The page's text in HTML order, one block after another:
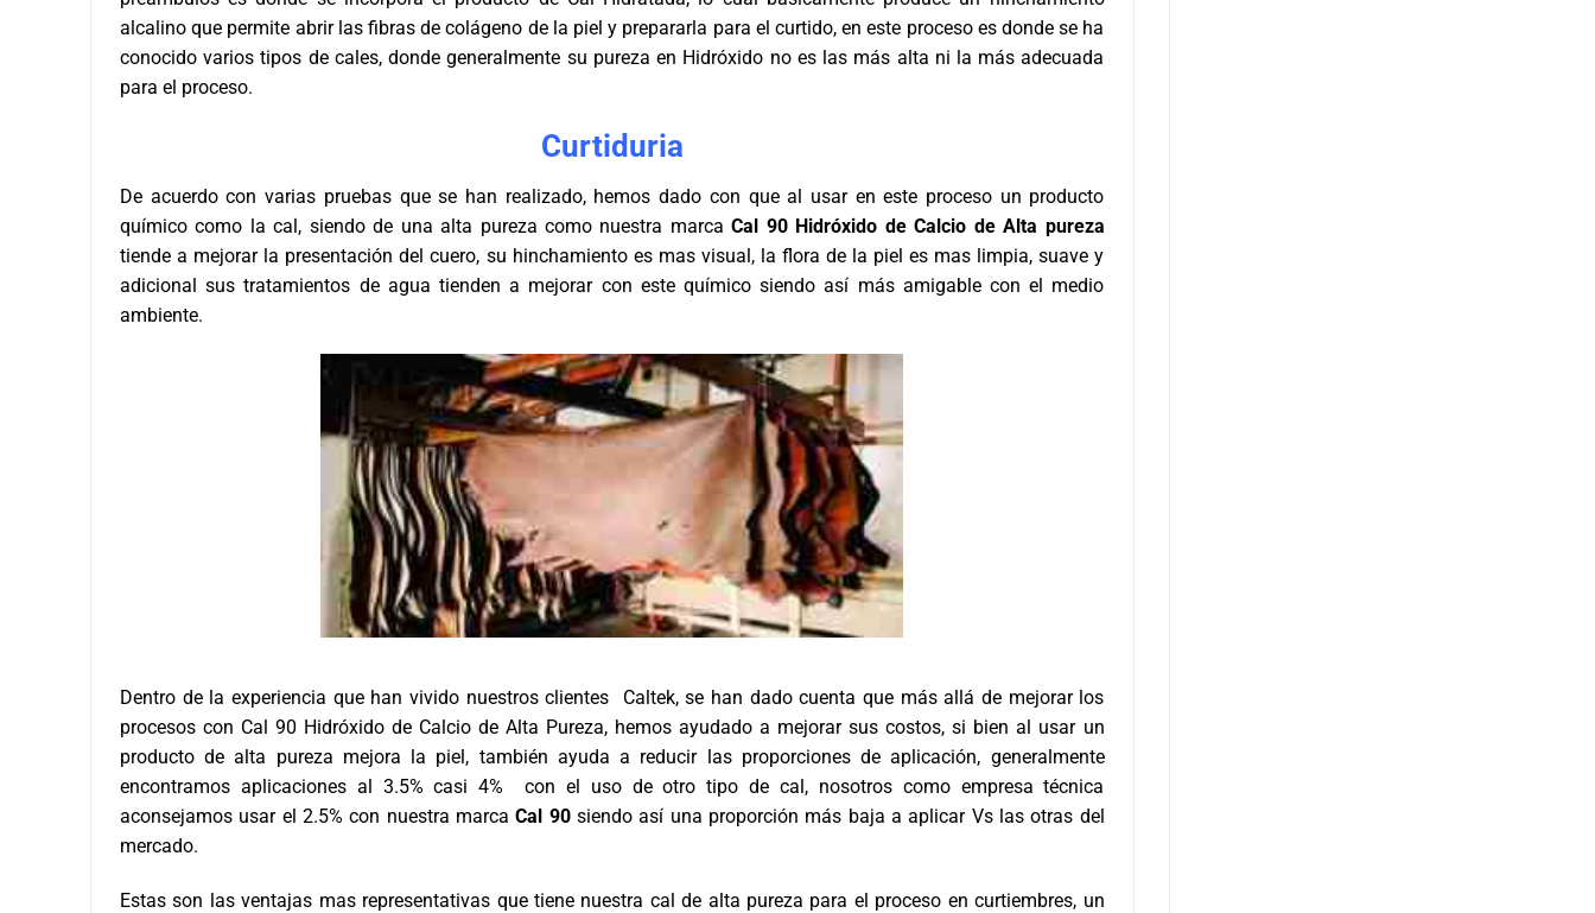
alcalino que permite abrir las fibras de colágeno de la piel y prepararla para el curtido, en este proceso es donde se ha
conocido varios tipos de cales, donde generalmente su pureza en Hidróxido no es las más alta ni la más adecuada
para el proceso.
Curtiduria
De acuerdo con varias pruebas que se han realizado, hemos dado con que al usar en este proceso un producto
químico como la cal, siendo de una alta pureza como nuestra marcaCal 90 Hidróxido de Calcio de Alta pureza
tiende a mejorar la presentación del cuero, su hinchamiento es mas visual, la flora de la piel es mas limpia, suave y
adicional sus tratamientos de agua tienden a mejorar con este químico siendo así más amigable con el medio
ambiente.
Dentro de la experiencia que han vivido nuestros clientes Caltek, se han dado cuenta que más allá de mejorar los
procesos con Cal 90 Hidróxido de Calcio de Alta Pureza, hemos ayudado a mejorar sus costos, si bien al usar un
producto de alta pureza mejora la piel, también ayuda a reducir las proporciones de aplicación, generalmente
encontramos aplicaciones al 3.5% casi 4% con el uso de otro tipo de cal, nosotros como empresa técnica
aconsejamos usar el 2.5% con nuestra marcaCal 90siendo así una proporción más baja a aplicar Vs las otras del
mercado.
Estas son las ventajas mas representativas que tiene nuestra cal de alta pureza para el proceso en curtiembres, un